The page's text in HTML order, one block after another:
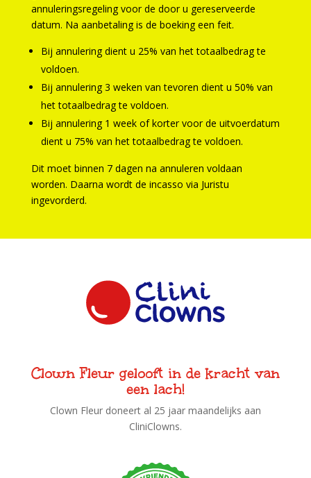
annuleringsregeling voor de door u gereserveerde
datum. Na aanbetaling is de boeking een feit.
Bij annulering dient u 25% van het totaalbedrag te
voldoen.
Bij annulering 3 weken van tevoren dient u 50% van
het totaalbedrag te voldoen.
Bij annulering 1 week of korter voor de uitvoerdatum
dient u 75% van het totaalbedrag te voldoen.
Dit moet binnen 7 dagen na annuleren voldaan
worden. Daarna wordt de incasso via Juristu
ingevorderd.
Clown Fleur gelooft in de kracht van
een lach!
Clown Fleur doneert al 25 jaar maandelijks aan
CliniClowns.